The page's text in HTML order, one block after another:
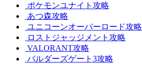
ポケモンユナイト攻略
あつ森攻略
ユニコーンオーバーロード攻略
ロストジャッジメント攻略
VALORANT攻略
バルダーズゲート3攻略